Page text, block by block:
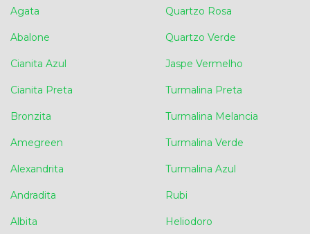
Agata
Abalone
Cianita Azul
Cianita Preta
Bronzita
Amegreen
Alexandrita
Andradita
Albita
Quartzo Rosa
Quartzo Verde
Jaspe Vermelho
Turmalina Preta
Turmalina Melancia
Turmalina Verde
Turmalina Azul
Rubi
Heliodoro